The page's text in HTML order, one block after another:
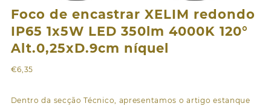
Foco de encastrar XELIM redondo
IP65 1x5W LED 350lm 4000K 120°
Alt.0,25xD.9cm níquel
€6,35
Dentro da secção Técnico, apresentamos o artigo estanque